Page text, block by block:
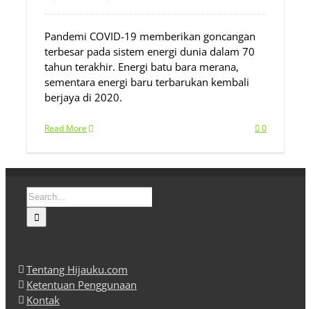
Pandemi COVID-19 memberikan goncangan
terbesar pada sistem energi dunia dalam 70
tahun terakhir. Energi batu bara merana,
sementara energi baru terbarukan kembali
berjaya di 2020.
Read More 0
Search
for:
Tentang Hijauku.com
Ketentuan Penggunaan
Kontak